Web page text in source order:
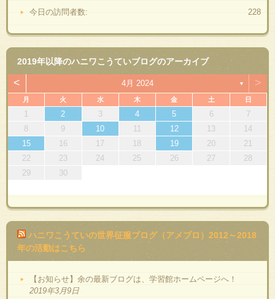
228
今日の訪問者数:
2019年以降のハニワこうていブログのアーカイブ
< 4月 2024 ▼ >
月 火 水 木 金 土 日
1 2 3 4 5 6
7
8
9 10 11 12 13
14
15
16 17 18 19 20
21
22
23 24 25 26 27
28
29
30
ハニワこうていの世界征服ブログ（アメブロ）2012～2018
年の活動はこちら
【お知らせ】余の最新ブログは、学習館ホームページへ！
2019年3月9日